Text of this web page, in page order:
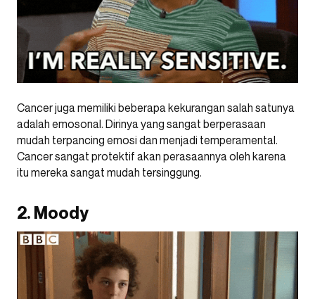
Cancer juga memiliki beberapa kekurangan salah satunya
adalah emosonal. Dirinya yang sangat berperasaan
mudah terpancing emosi dan menjadi temperamental.
Cancer sangat protektif akan perasaannya oleh karena
itu mereka sangat mudah tersinggung.
2. Moody